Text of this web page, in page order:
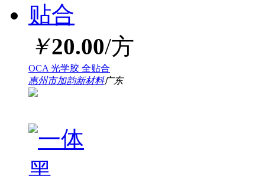
￥20.00/方
OCA 光学胶 全贴合
惠州市加韵新材料广东